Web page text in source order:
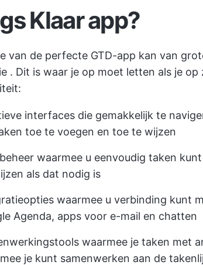
Klaar app?
van de perfecte GTD-app kan van
. Dit is waar je op moet letten als je
interfaces die gemakkelijk te
toe te voegen en toe te wijzen
waarmee u eenvoudig taken
als dat nodig is
waarmee u verbinding kunt
Agenda, apps voor e-mail en chatten
waarmee je taken met
je kunt samenwerken aan de